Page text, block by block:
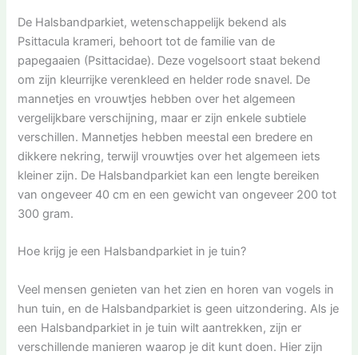
De Halsbandparkiet, wetenschappelijk bekend als
Psittacula krameri, behoort tot de familie van de
papegaaien (Psittacidae). Deze vogelsoort staat bekend
om zijn kleurrijke verenkleed en helder rode snavel. De
mannetjes en vrouwtjes hebben over het algemeen
vergelijkbare verschijning, maar er zijn enkele subtiele
verschillen. Mannetjes hebben meestal een bredere en
dikkere nekring, terwijl vrouwtjes over het algemeen iets
kleiner zijn. De Halsbandparkiet kan een lengte bereiken
van ongeveer 40 cm en een gewicht van ongeveer 200 tot
300 gram.
Hoe krijg je een Halsbandparkiet in je tuin?
Veel mensen genieten van het zien en horen van vogels in
hun tuin, en de Halsbandparkiet is geen uitzondering. Als je
een Halsbandparkiet in je tuin wilt aantrekken, zijn er
verschillende manieren waarop je dit kunt doen. Hier zijn